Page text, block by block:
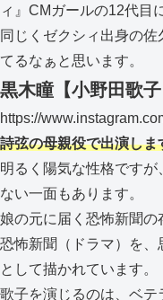
ィ』CMガールの12代目
同じくゼクシィ出身の
てるなぁと思います。
黒木瞳【小野田歌子
https://
詩弦の母親役で出演しま
明るく陽気な性格です
ない一面もあります。
娘の元に届く恐怖新聞の
恐怖新聞（ドラマ）を
として描かれています。
歌子を演じるのは、ベテ